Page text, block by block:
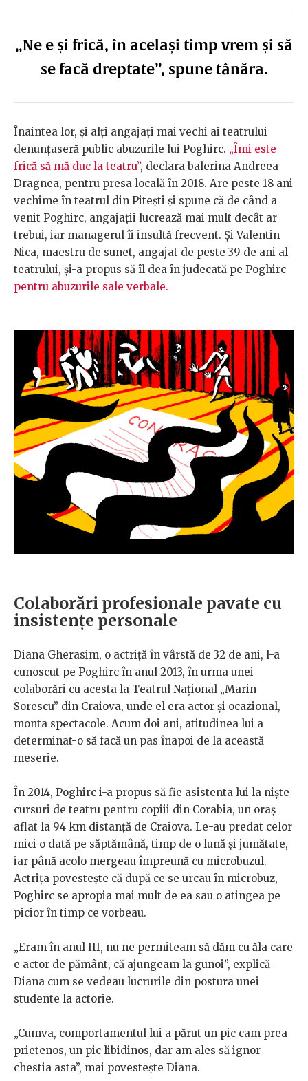
„Ne e și frică, în același timp vrem și să
se facă dreptate”, spune tânăra.
Înaintea lor, și alți angajați mai vechi ai teatrului
denunțaseră public abuzurile lui Poghirc. „Îmi este
frică să mă duc la teatru”, declara balerina Andreea
Dragnea, pentru presa locală în 2018. Are peste 18 ani
vechime în teatrul din Pitești și spune că de când a
venit Poghirc, angajații lucrează mai mult decât ar
trebui, iar managerul îi insultă frecvent. Și Valentin
Nica, maestru de sunet, angajat de peste 39 de ani al
teatrului, și-a propus să îl dea în judecată pe Poghirc
pentru abuzurile sale verbale.
Colaborări profesionale pavate cu
insistențe personale
Diana Gherasim, o actriță în vârstă de 32 de ani, l-a
cunoscut pe Poghirc în anul 2013, în urma unei
colaborări cu acesta la Teatrul Național „Marin
Sorescu” din Craiova, unde el era actor și ocazional,
monta spectacole. Acum doi ani, atitudinea lui a
determinat-o să facă un pas înapoi de la această
meserie.
În 2014, Poghirc i-a propus să fie asistenta lui la niște
cursuri de teatru pentru copiii din Corabia, un oraș
aflat la 94 km distanță de Craiova. Le-au predat celor
mici o dată pe săptămână, timp de o lună și jumătate,
iar până acolo mergeau împreună cu microbuzul.
Actrița povestește că după ce se urcau în microbuz,
Poghirc se apropia mai mult de ea sau o atingea pe
picior în timp ce vorbeau.
„Eram în anul III, nu ne permiteam să dăm cu ăla care
e actor de pământ, că ajungeam la gunoi”, explică
Diana cum se vedeau lucrurile din postura unei
studente la actorie.
„Cumva, comportamentul lui a părut un pic cam prea
prietenos, un pic libidinos, dar am ales să ignor
chestia asta”, mai povestește Diana.